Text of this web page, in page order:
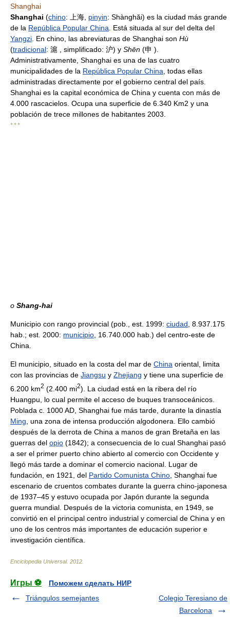
Shanghai
Shanghai (chino: 上海, pinyin: Shànghăi) es la ciudad más grande
de la República Popular China . Está situada al sur del delta del
Yangzi . En chino, las abreviaturas de Shanghai son Hù
(tradicional: 滬 , simplificado: 沪) y Shēn (申 ).
Administrativamente, Shanghai es una de las cuatro
municipalidades de la República Popular China , todas ellas
administradas directamente por el gobierno central del país.
Shanghai es la capital económica de China y cuenta con más de
4.000 rascacielos. Ocupa una superficie de 6.340 Km2 y una
población de trece millones de habitantes 2003.
* * *
o Shang-hai
Municipio con rango provincial (pob., est. 1999: ciudad , 8.937.175
hab.; est. 2000: municipio , 16.740.000 hab.) del centro-este de
China.
El municipio, situado en la costa del mar de China oriental, limita
con las provincias de Jiangsu y Zhejiang y tiene una superficie de
6.200 km2 (2.400 mi2). La ciudad está en la ribera del río
Huangpu, lo cual permite el acceso de buques transoceánicos.
Poblada c. 1000 AD, Shanghai fue más tarde, durante la dinastía
Ming , una zona de intensa producción algodonera. Ello cambió
después de la derrota de China a manos de gran Bretaña en las
guerras del opio (1842); a consecuencia de lo cual Shanghai pasó
a ser el primer puerto chino abierto al comercio con Occidente y
llegó más tarde a dominar el comercio nacional. Lugar de
fundación, en 1921, del Partido Comunista Chino , Shanghai fue
escenario de cruentos combates durante la guerra chino-japonesa
de 1937–45 y estuvo ocupada por Japón durante la segunda
guerra mundial. Después de la victoria comunista, en 1949, se
convirtió en el principal centro industrial y comercial de China y en
uno de los centros más importantes de educación superior e
investigación científica.
Enciclopedia Universal. 2012
Игры ⚽
Поможем сделать НИР
Triángulos semejantes
Colegio Teresiano de
Barcelona